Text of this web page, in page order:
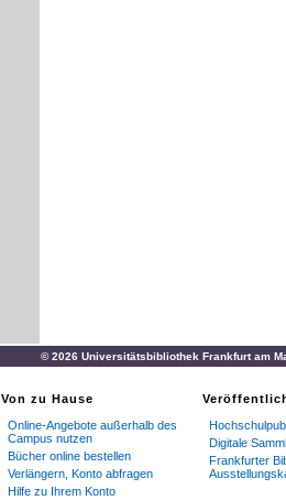
© 2026 Universitätsbibliothek Frankfurt am
Von zu Hause
Online-Angebote außerhalb des
Campus nutzen
Bücher online bestellen
Verlängern, Konto abfragen
Hilfe zu Ihrem Konto
Digitale
Frankfurter